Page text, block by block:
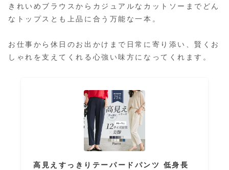
きれいめブラウスからカジュアルなカットソーまでどん
なトップスとも上品に合う万能な一本。
お仕事から休日のお出かけまで日常に寄り添い、賢くお
しゃれを支えてくれる心強い味方になってくれます。
高見えすっきりテーパードパンツ 低身長